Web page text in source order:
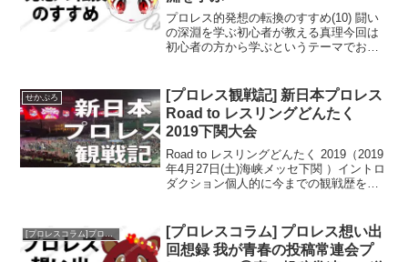
プロレス的発想の転換のすすめ(10) 闘い
の深淵を学ぶ初心者が教える真理今回は
初心者の方から学ぶというテーマでお話
観を絶対化して他者の価値観を貶めるこ
とが少なからずあり...
せかぷろ
[プロレス観戦記] 新日本プロレス
Road to レスリングどんたく
2019下関大会
Road to レスリングどんたく 2019（2019
年4月27日(土)海峡メッセ下関 ）イントロ
ダクション個人的に今までの観戦歴を振
全て新日本プロレスである。これは単...
[プロレスコラム] プロレス想い出
回想録 我が青春の投稿常連会プ